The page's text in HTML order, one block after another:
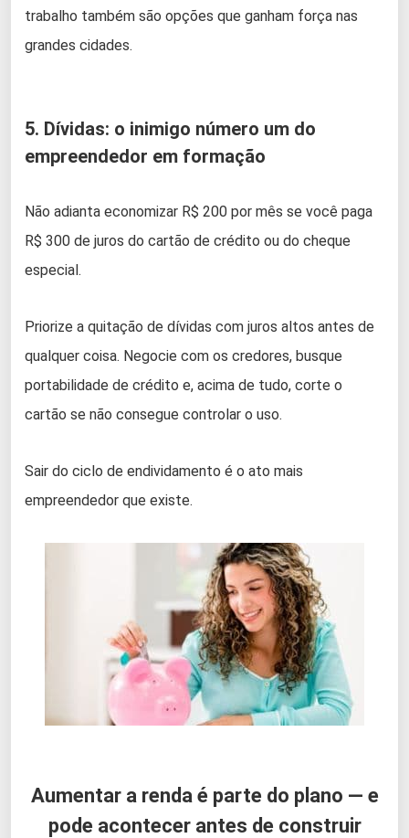
trabalho também são opções que ganham força nas
grandes cidades.
5. Dívidas: o inimigo número um do
empreendedor em formação
Não adianta economizar R$ 200 por mês se você paga
R$ 300 de juros do cartão de crédito ou do cheque
especial.
Priorize a quitação de dívidas com juros altos antes de
qualquer coisa. Negocie com os credores, busque
portabilidade de crédito e, acima de tudo, corte o
cartão se não consegue controlar o uso.
Sair do ciclo de endividamento é o ato mais
empreendedor que existe.
Aumentar a renda é parte do plano — e
pode acontecer antes de construir